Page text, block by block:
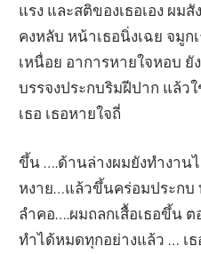
แรง และสติของเธอเอง ผม
คงหลับ หน้าเธอนิ่งเฉย จมู
เหนื่อย อาการหายใจหอบ ยั
บรรจงประกบริมฝีปาก แล้ว
เธอ เธอหายใจถี่
ขึ้น ….ด้านล่างผมยังทำงาน
หงาย…แล้วขึ้นคร่อมประกบ
ลำคอ….ผมถลกเสื้อเธอขึ้น
ทำได้หมดทุกอย่างแล้ว … เธ